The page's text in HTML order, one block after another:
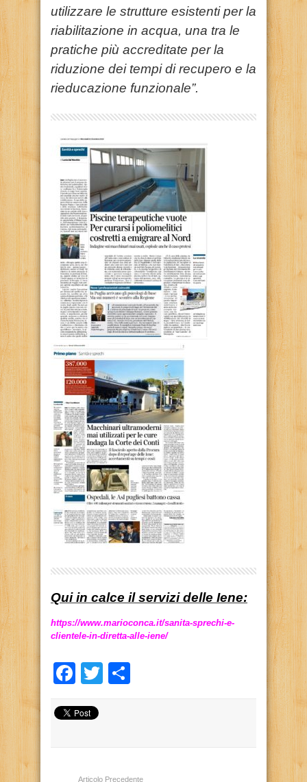
utilizzare le strutture esistenti perla
riabilitazione in acqua, una tra le
pratiche più accreditate per la
riduzione dei tempi di recupero e la
rieducazione funzionale”.
Qui in calce il servizi delle Iene:
https://www.marioconca.it/sanita-sprechi-e-
clientele-in-diretta-alle-iene/
Facebook
Twitter
Articolo Precedente